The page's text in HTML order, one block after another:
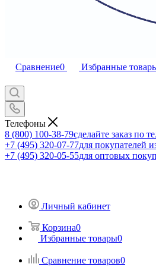
Сравнение0 Избранные
Телефоны
8 (800) 100-38-79сделайте заказ по
+7 (495) 320-07-77для покупателей
+7 (495) 320-05-55для оптовых
Личный кабинет
Корзина0
Избранные товары0
Сравнение товаров0